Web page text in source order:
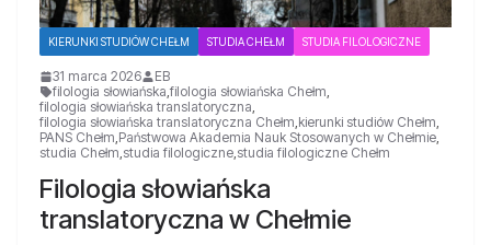
KIERUNKI STUDIÓW CHEŁM STUDIA CHEŁM STUDIA FILOLOGICZNE
31 marca 2026
EB
filologia słowiańska filologia słowiańska Chełm
filologia słowiańska translatoryczna
filologia słowiańska translatoryczna Chełm kierunki studiów Chełm
PANS Chełm Państwowa Akademia Nauk Stosowanych w Chełmie
studia Chełm studia filologiczne studia filologiczne Chełm
Filologia słowiańska
translatoryczna w Chełmie